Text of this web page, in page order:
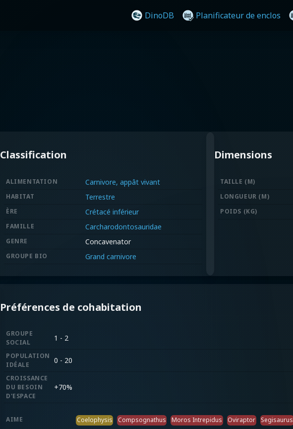
DinoDB Planificateur de enclos
Classification
ALIMENTATION Carnivore, appât vivant
HABITAT Terrestre
ÈRE Crétacé inférieur
FAMILLE Carcharodontosauridae
GENRE Concavenator
GROUPE BIO Grand carnivore
Dimensions
TAILLE (M)
LONGUEUR (M)
POIDS (KG)
Préférences de cohabitation
GROUPE
SOCIAL
1 - 2
POPULATION
IDÉALE
0 - 20
CROISSANCE
DU BESOIN
D'ESPACE
+70%
AIME Coelophysis Compsognathus Moros Intrepidus Oviraptor Segisaurus